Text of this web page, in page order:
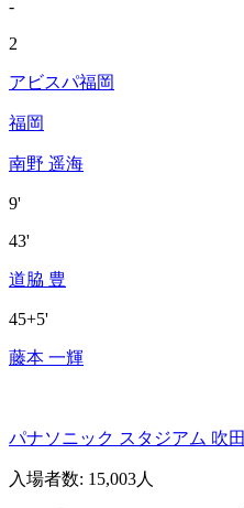
-
2
アビスパ福岡
福岡
南野 遥海
9'
43'
道脇 豊
45+5'
藤本 一輝
パナソニック スタジアム 吹田
入場者数: 15,003人